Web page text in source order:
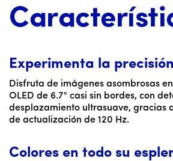
Experimenta la
Disfruta de imágenes asombrosas
OLED de 6.7" casi sin bordes, con
desplazamiento ultrasuave, gracias
de actualización de 120 Hz.
Colores en todo su